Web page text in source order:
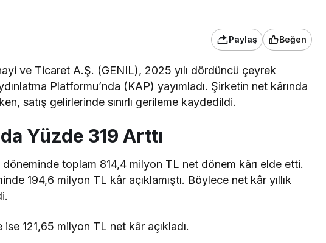
Paylaş Beğen
ve Ticaret A.Ş. (GENIL), 2025 yılı dördüncü çeyrek
Platformu’nda (KAP) yayımladı. Şirketin net kârında
satış gelirlerinde sınırlı gerileme kaydedildi.
Yüzde 319 Arttı
döneminde toplam 814,4 milyon TL net dönem kârı elde etti.
194,6 milyon TL kâr açıklamıştı. Böylece net kâr yıllık
121,65 milyon TL net kâr açıkladı.